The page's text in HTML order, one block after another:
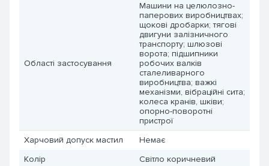
Області застосування
Машини на целюлозно-
паперових виробництвах;
щокові дробарки; тягові
двигуни залізничного
транспорту; шлюзові
ворота; підшипники
робочих валків
сталеливарного
виробництва; важкі
механізми, вібраційні сита;
колеса кранів, шківи;
опорно-поворотні
пристрої
Харчовий допуск мастил
Немає
Колір
Світло коричневий